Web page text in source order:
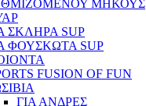
ΜΗΚΟΥΣ
ΣΚΛΗΡΑ SUP
ΦΟΥΣΚΩΤΑ SUP
FUSION OF FUN
ΓΙΑ ΑΝΔΡΕΣ